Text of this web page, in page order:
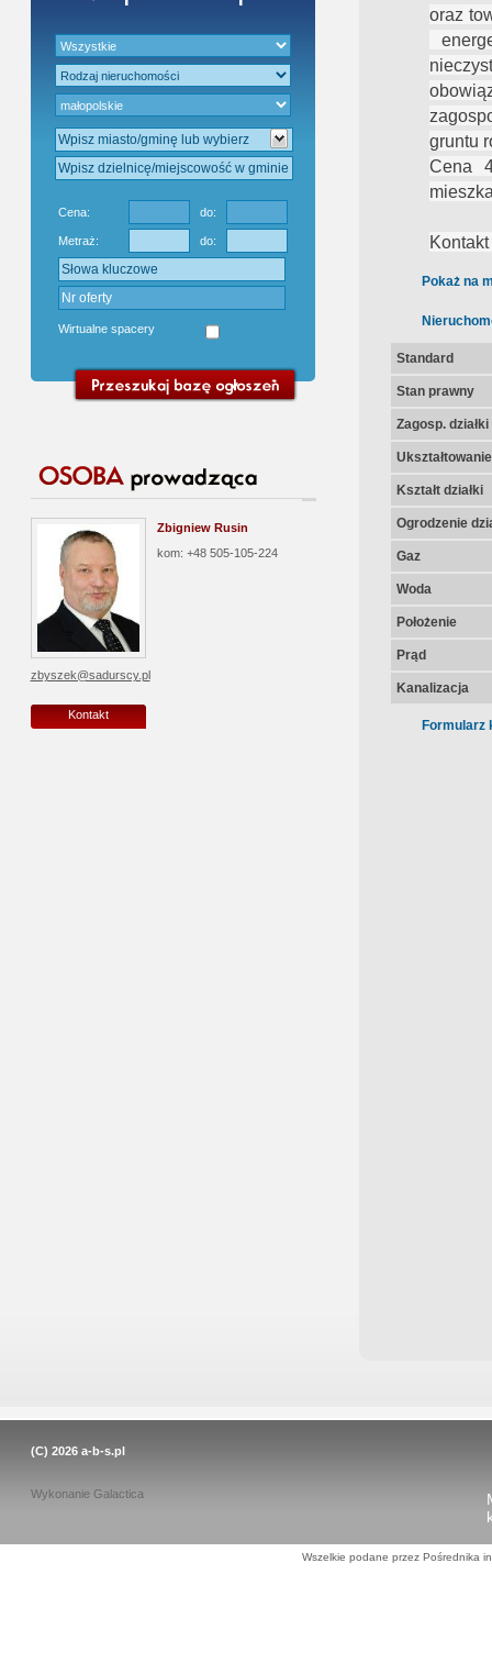
Cena: do:
Metraż: do:
Wirtualne spacery
Zbigniew Rusin
kom: +48 505-105-224
zbyszek@sadurscy.pl
Kontakt
oraz
gruntu
Cena
Pokaż na
Standard
Stan prawny
Zagosp. działki
Kształt działki
Ogrodzenie
Gaz
Woda
Położenie
Prąd
Kanalizacja
Formularz
(C) 2026 a-b-s.pl
Wykonanie Galactica
Wszelkie podane przez Pośrednika